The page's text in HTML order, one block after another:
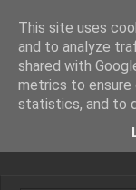
This site uses
and to analyze
shared with
metrics to ensure
statistics, and to